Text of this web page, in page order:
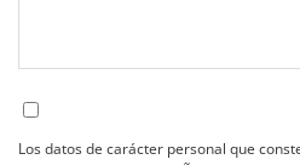
Los datos de carácter personal que